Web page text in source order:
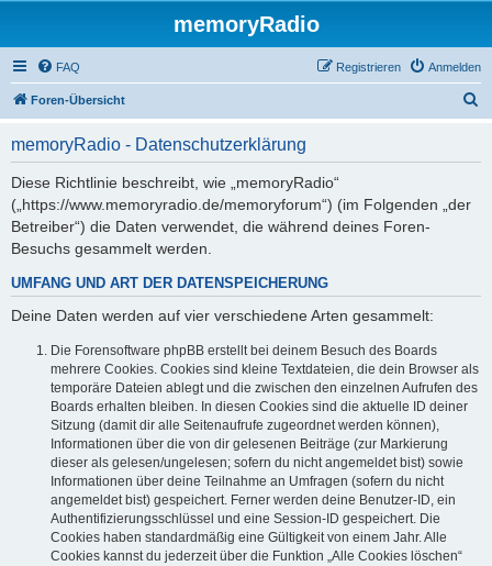
memoryRadio
FAQ Anmelden
Registrieren
Foren-Übersicht
memoryRadio - Datenschutzerklärung
Diese Richtlinie beschreibt, wie „memoryRadio“
(„https://www.memoryradio.de/memoryforum“) (im Folgenden „der
Betreiber“) die Daten verwendet, die während deines Foren-
Besuchs gesammelt werden.
UMFANG UND ART DER DATENSPEICHERUNG
Deine Daten werden auf vier verschiedene Arten gesammelt:
Die Forensoftware phpBB erstellt bei deinem Besuch des Boards
mehrere Cookies. Cookies sind kleine Textdateien, die dein Browser als
temporäre Dateien ablegt und die zwischen den einzelnen Aufrufen des
Boards erhalten bleiben. In diesen Cookies sind die aktuelle ID deiner
Sitzung (damit dir alle Seitenaufrufe zugeordnet werden können),
Informationen über die von dir gelesenen Beiträge (zur Markierung
dieser als gelesen/ungelesen; sofern du nicht angemeldet bist) sowie
Informationen über deine Teilnahme an Umfragen (sofern du nicht
angemeldet bist) gespeichert. Ferner werden deine Benutzer-ID, ein
Authentifizierungsschlüssel und eine Session-ID gespeichert. Die
Cookies haben standardmäßig eine Gültigkeit von einem Jahr. Alle
Cookies kannst du jederzeit über die Funktion „Alle Cookies löschen“